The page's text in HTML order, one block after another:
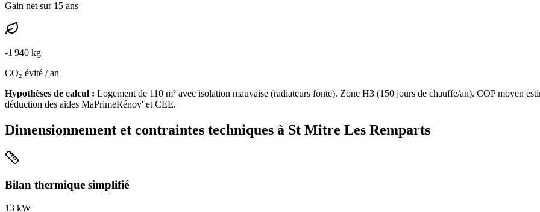
Gain net sur 15 ans
-1 940 kg
CO₂ évité / an
Hypothèses de calcul : Logement de 110 m² avec isolation mauvaise (radiateurs fonte). Zone H3 (150 jours de chauffe/an). COP moyen
déduction des aides MaPrimeRénov' et CEE.
Dimensionnement et contraintes techniques à St Mitre Les Remparts
Bilan thermique simplifié
13 kW